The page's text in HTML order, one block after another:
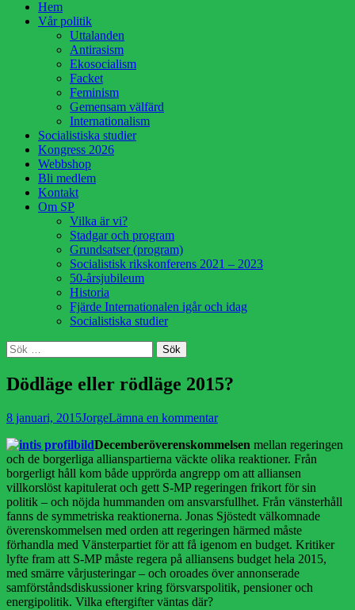
HoppaHem
Vår politik
Uttalanden
Antirasism
Ekosocialism
Facket
Feminism
Gemensam välfärd
Internationalism
Socialistiska studier
Kongress 2026
Webbshop
Bli medlem
Kontakt
Om SP
Vilka är vi?
Stadgar och program
Grundsatser (program)
Socialistisk rikskonferens 2021 – 2023
50-årsjubileum
Historia
Fjärde Internationalen igår och idag
Socialistiska studier
Sök
Sök
efter:
Dödläge eller rödläge 2015?
Publicerad
8 januari, 2015Författare
JorgeLämna en kommentar
Decemberöverenskommelsen mellan regeringen
och de borgerliga allianspartierna väckte olika reaktioner. Från
borgerligt håll kom både upprörda angrepp om att alliansen
villkorslöst kapitulerat och gett S-MP regeringen frikort för sin
politik – och nöjda hummanden om ansvarsfullhet. Från vänsterhåll
fanns de symmetriska reaktionerna. Jonas Sjöstedt välkomnade
överenskommelsen med orden att regeringen härmed måste
förhandla med Vänsterpartiet för att få igenom en budget. Kritiker
lyfte fram att S-MP måste regera på alliansens budget hela 2015,
med smärre vårjusteringar – och oroades över annonserade
samförståndsdiskussioner kring försvarspolitik, pensioner och
energipolitik. Vilka eftergifter väntas där?